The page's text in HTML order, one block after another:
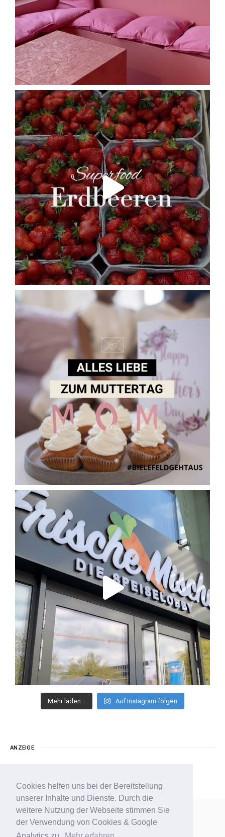
Cookies helfen uns bei der Bereitstellung
unserer Inhalte und Dienste. Durch die
weitere Nutzung der Webseite stimmen Sie
der Verwendung von Cookies & Google
Mehr laden… Auf Instagram folgen
ANZEIGE